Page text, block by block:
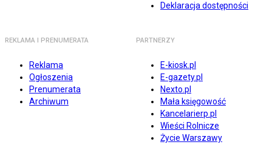
Deklaracja dostępności
REKLAMA I PRENUMERATA
Reklama
Ogłoszenia
Prenumerata
Archiwum
PARTNERZY
E-kiosk.pl
E-gazety.pl
Nexto.pl
Mała księgowość
Kancelarierp.pl
Wieści Rolnicze
Życie Warszawy